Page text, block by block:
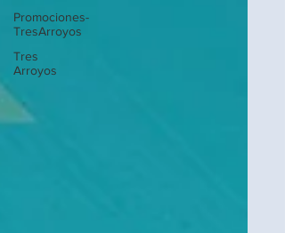
Promociones-
TresArroyos
Tres
Arroyos